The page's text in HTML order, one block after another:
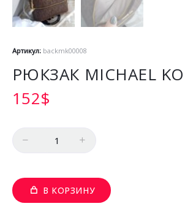
Артикул: backmk00008
РЮКЗАК MICHAEL
152$
В КОРЗИНУ